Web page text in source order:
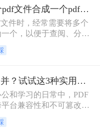
决操作繁琐、安全隐忧
那么多个pdf怎么合并成
本文基于真实测试和数
如何把4个pdf文件合成一个pdf？这3种合成方法请务必学会！
件时，经常需要将多个
个，以便于查阅、分享
如何把4个pdf文件合成
本文将介绍三种将4个
pdf如何合并？试试这3种实用合并方法！
和学习的日常中，PDF
台兼容性和不可篡改性
然而，当需要处理多个
将它们合并成一个文件